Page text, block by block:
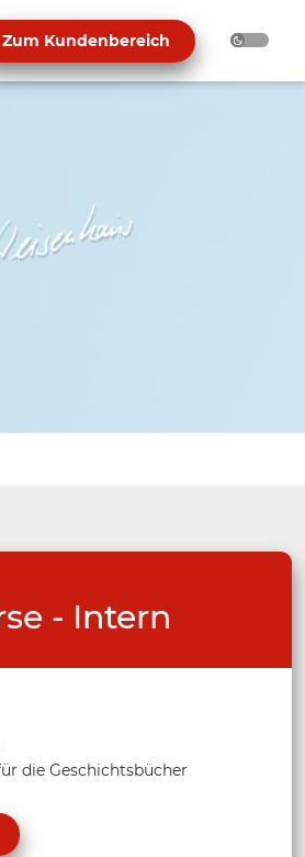
Zum Kundenbereich
- Intern
die Geschichtsbücher